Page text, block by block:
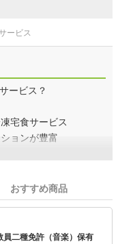
ービス
ービス？
宅食サービス
ョンが豊富
おすすめ商品
員二種免許（音楽）保有